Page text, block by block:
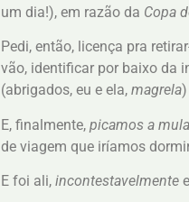
um dia!), em razão da Copa
Pedi, então, licença pra
vão, identificar por baixo da
(abrigados, eu e ela, magrela
E, finalmente, picamos a mula
de viagem que iríamos
E foi ali, incontestavelmente